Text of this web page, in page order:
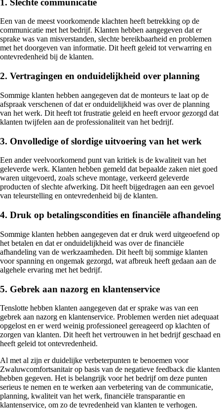
1. Slechte communicatie
Een van de meest voorkomende klachten heeft betrekking op de
communicatie met het bedrijf. Klanten hebben aangegeven dat er
sprake was van misverstanden, slechte bereikbaarheid en problemen
met het doorgeven van informatie. Dit heeft geleid tot verwarring en
ontevredenheid bij de klanten.
2. Vertragingen en onduidelijkheid over planning
Sommige klanten hebben aangegeven dat de monteurs te laat op de
afspraak verschenen of dat er onduidelijkheid was over de planning
van het werk. Dit heeft tot frustratie geleid en heeft ervoor gezorgd dat
klanten twijfelen aan de professionaliteit van het bedrijf.
3. Onvolledige of slordige uitvoering van het werk
Een ander veelvoorkomend punt van kritiek is de kwaliteit van het
geleverde werk. Klanten hebben gemeld dat bepaalde zaken niet goed
waren uitgevoerd, zoals scheve montage, verkeerd geleverde
producten of slechte afwerking. Dit heeft bijgedragen aan een gevoel
van teleurstelling en ontevredenheid bij de klanten.
4. Druk op betalingscondities en financiële afhandeling
Sommige klanten hebben aangegeven dat er druk werd uitgeoefend op
het betalen en dat er onduidelijkheid was over de financiële
afhandeling van de werkzaamheden. Dit heeft bij sommige klanten
voor spanning en ongemak gezorgd, wat afbreuk heeft gedaan aan de
algehele ervaring met het bedrijf.
5. Gebrek aan nazorg en klantenservice
Tenslotte hebben klanten aangegeven dat er sprake was van een
gebrek aan nazorg en klantenservice. Problemen werden niet adequaat
opgelost en er werd weinig professioneel gereageerd op klachten of
zorgen van klanten. Dit heeft het vertrouwen in het bedrijf geschaad en
heeft geleid tot ontevredenheid.
Al met al zijn er duidelijke verbeterpunten te benoemen voor
Zwaluwcomfortsanitair op basis van de negatieve feedback die klanten
hebben gegeven. Het is belangrijk voor het bedrijf om deze punten
serieus te nemen en te werken aan verbetering van de communicatie,
planning, kwaliteit van het werk, financiële transparantie en
klantenservice, om zo de tevredenheid van klanten te verhogen.